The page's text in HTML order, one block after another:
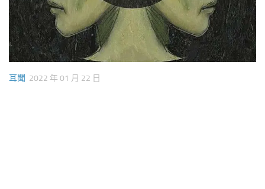
耳聞 2022 年 01 月 22 日